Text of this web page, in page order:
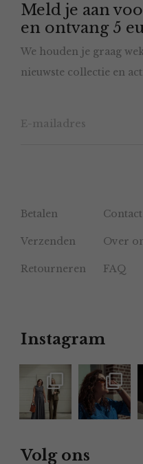
Meld je aan
en ontvang 5
We houden je graag
nieuwste collectie en
Betalen Contact
Verzenden Over
Retourneren FAQ
Instagram
Volg ons